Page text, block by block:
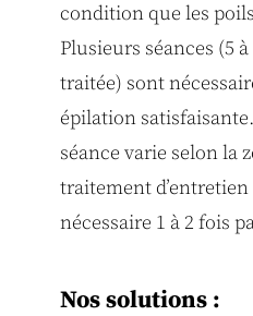
condition que les
Plusieurs séances (5
traitée) sont
épilation
séance varie selon la
traitement
nécessaire 1 à 2 fois
Nos solutions :